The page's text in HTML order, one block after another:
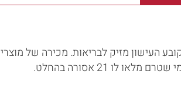
העישון מזיק לבריאות. מכירה של מוצרי
לו 21 אסורה בהחלט.